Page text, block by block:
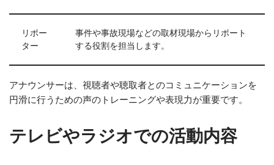
リポー
ター
事件や事故現場などの取材現場からリポート
する役割を担当します。
アナウンサーは、視聴者や聴取者とのコミュニケーションを
円滑に行うための声のトレーニングや表現力が重要です。
テレビやラジオでの活動内容